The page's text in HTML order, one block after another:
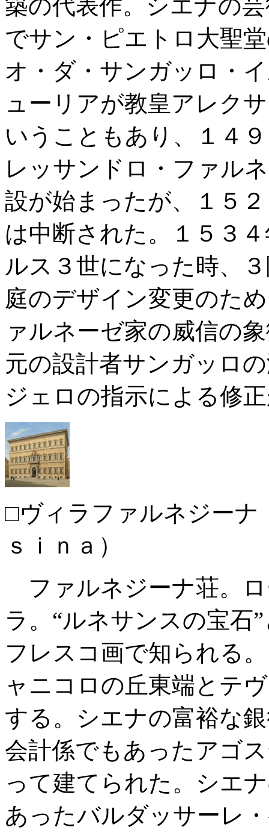
築の代表作。シエナの
でサン・ピエトロ大聖
オ・ダ・サンガッロ・
ューリアが教皇アレク
いうこともあり、１４
レッサンドロ・ファル
設が始まったが、１５
は中断された。１５３
ルス３世になった時、
庭のデザイン変更のた
ァルネーゼ家の威信の
元の設計者サンガッロ
ジェロの指示による修
□ヴィラファルネジー
ｓｉｎａ）
ファルネジーナ荘。
ラ。“ルネサンスの宝石
フレスコ画で知られる
ャニコロの丘東端とテ
する。シエナの富裕な
会計係でもあったアゴ
って建てられた。シエ
あったバルダッサーレ